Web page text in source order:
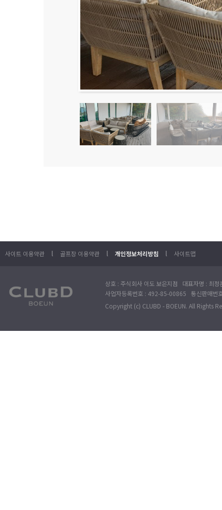
사이트 이용약관 l 골프장 이용약관 l 개인정보처리방침 l 사이트맵
상호 : 주식회사 이도 보은지점 대표자명 : 최
사업자등록번호 : 492-85-00865 통신판매
Copyright (c) CLUBD - BOEUN. All Rights